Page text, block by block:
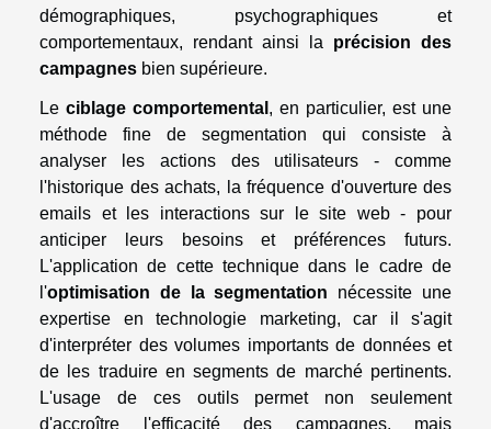
démographiques, psychographiques et
comportementaux, rendant ainsi la précision des
campagnes bien supérieure.
Le ciblage comportemental , en particulier, est une
méthode fine de segmentation qui consiste à
analyser les actions des utilisateurs - comme
l'historique des achats, la fréquence d'ouverture des
emails et les interactions sur le site web - pour
anticiper leurs besoins et préférences futurs.
L'application de cette technique dans le cadre de
l'optimisation de la segmentation nécessite une
expertise en technologie marketing, car il s'agit
d'interpréter des volumes importants de données et
de les traduire en segments de marché pertinents.
L'usage de ces outils permet non seulement
d'accroître l'efficacité des campagnes, mais